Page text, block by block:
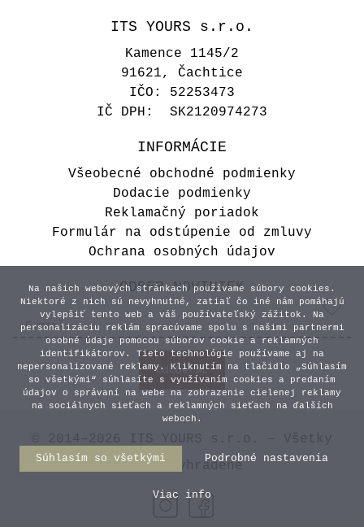
Béžová obálka Beige
0,45 €
ITS YOURS s.r.o.
Kamence 1145/2
91621, Čachtice
IČO: 52253473
IČ DPH: SK2120974273
INFORMÁCIE
Všeobecné obchodné podmienky
Dodacie podmienky
Reklamačný poriadok
Formulár na odstúpenie od zmluvy
Ochrana osobných údajov
ODBER NOVINIEK
© 2014–2026 ITS YOURS s.r.o. – Všetky
práva vyhradené
Na našich webových stránkach používame súbory cookies.
Niektoré z nich sú nevyhnutné, zatiaľ čo iné nám pomáhajú
vylepšiť tento web a váš používateľský zážitok. Na
personalizáciu reklám spracúvame spolu s našimi partnermi
osobné údaje pomocou súborov cookie a reklamných
identifikátorov. Tieto technológie používame aj na
nepersonalizované reklamy. Kliknutím na tlačidlo „Súhlasím
so všetkými“ súhlasíte s využívaním cookies a predaním
údajov o správaní na webe na zobrazenie cielenej reklamy
na sociálnych sieťach a reklamných sieťach na ďalších
weboch.
Súhlasím so všetkými Podrobné nastavenia
Viac info